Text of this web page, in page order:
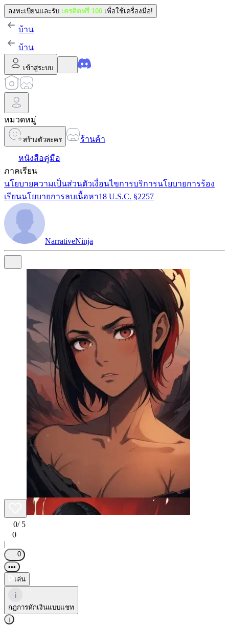
ลงทะเบียนและรับ เครดิตฟรี 100 เพื่อใช้เครื่องมือ!
บ้าน
บ้าน
เข้าสู่ระบบ
หมวดหมู่
สร้างตัวละคร ร้านค้า
หนังสือคู่มือ
ภาคเรียน
นโยบายความเป็นส่วนตัวเงื่อนไขการบริการนโยบายการร้อง
เรียนนโยบายการลบเนื้อหา18 U.S.C. §2257
NarrativeNinja
0/ 5
0
|
0
•••
เล่น
i
กฎการหักเงินแบบแชท
i